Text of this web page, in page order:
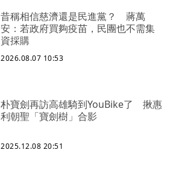
昔稱相信慈濟還是民進黨？ 蔣萬
安：若政府買夠疫苗，民團也不需集
資採購
2026.08.07 10:53
朴寶劍再訪高雄騎到YouBike了 揪惠
利朝聖「寶劍樹」合影
2025.12.08 20:51